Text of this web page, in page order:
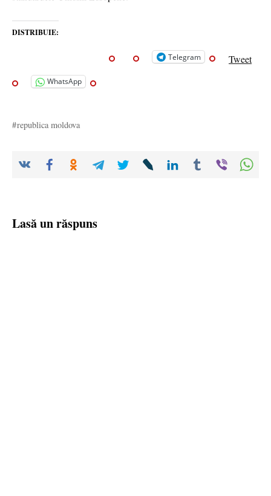
DISTRIBUIE:
Telegram Tweet
WhatsApp
republica moldova
Lasă un răspuns